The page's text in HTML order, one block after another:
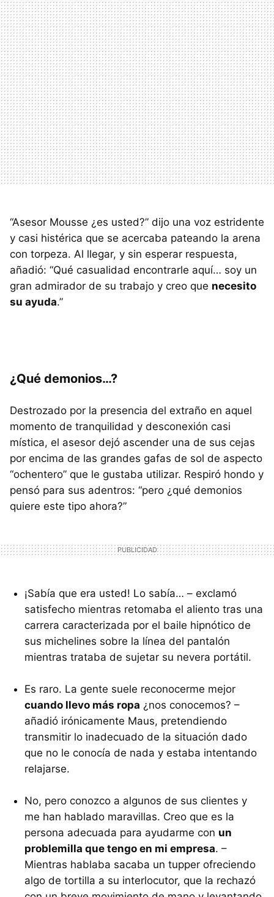
“Asesor Mousse ¿es usted?” dijo una voz estridente
y casi histérica que se acercaba pateando la arena
con torpeza. Al llegar, y sin esperar respuesta,
añadió: “Qué casualidad encontrarle aquí… soy un
gran admirador de su trabajo y creo que necesito
su ayuda.”
¿Qué demonios…?
Destrozado por la presencia del extraño en aquel
momento de tranquilidad y desconexión casi
mística, el asesor dejó ascender una de sus cejas
por encima de las grandes gafas de sol de aspecto
“ochentero” que le gustaba utilizar. Respiró hondo y
pensó para sus adentros: “pero ¿qué demonios
quiere este tipo ahora?”
¡Sabía que era usted! Lo sabía… – exclamó
satisfecho mientras retomaba el aliento tras una
carrera caracterizada por el baile hipnótico de
sus michelines sobre la línea del pantalón
mientras trataba de sujetar su nevera portátil.
Es raro. La gente suele reconocerme mejor
cuando llevo más ropa ¿nos conocemos? –
añadió irónicamente Maus, pretendiendo
transmitir lo inadecuado de la situación dado
que no le conocía de nada y estaba intentando
relajarse.
No, pero conozco a algunos de sus clientes y
me han hablado maravillas. Creo que es la
persona adecuada para ayudarme con un
problemilla que tengo en mi empresa. –
Mientras hablaba sacaba un tupper ofreciendo
algo de tortilla a su interlocutor, que la rechazó